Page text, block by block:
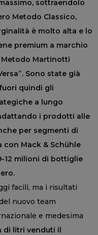
sottraendolo
Metodo Classico,
è molto alta e lo
premium a marchio
Metodo Martinotti
Sono state già
quindi gli
a lungo
i prodotti alle
per segmenti di
Mack & Schühle
12 milioni di bottiglie
facili, ma i risultati
nuovo team
e medesima
di litri venduti il